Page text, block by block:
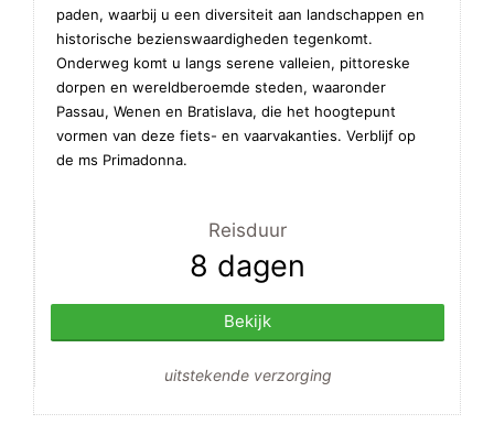
paden, waarbij u een diversiteit aan landschappen en
historische bezienswaardigheden tegenkomt.
Onderweg komt u langs serene valleien, pittoreske
dorpen en wereldberoemde steden, waaronder
Passau, Wenen en Bratislava, die het hoogtepunt
vormen van deze fiets- en vaarvakanties. Verblijf op
de ms Primadonna.
Reisduur
8 dagen
Bekijk
uitstekende verzorging